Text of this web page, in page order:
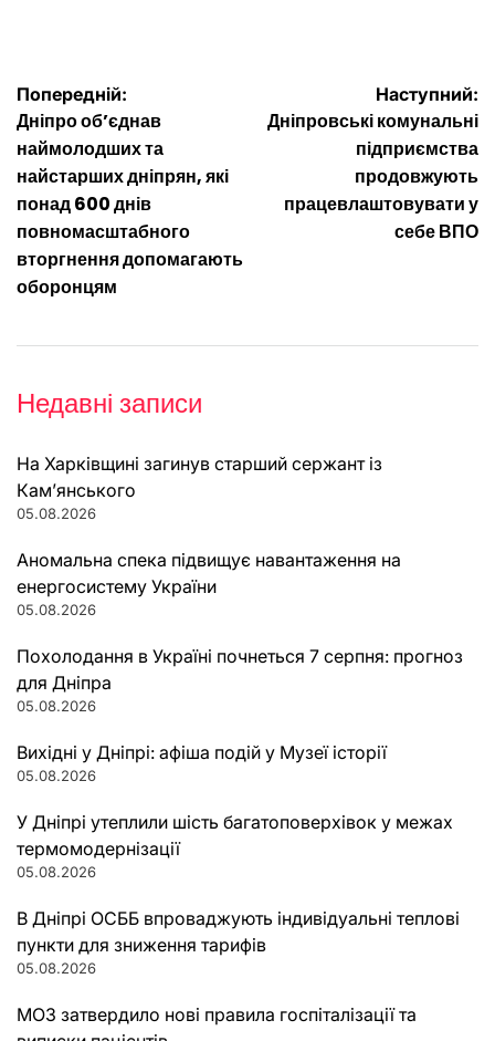
Навігація
записів
Попередній:
Дніпро обʼєднав
наймолодших та
найстарших дніпрян, які
понад 600 днів
повномасштабного
вторгнення допомагають
оборонцям
Наступний:
Дніпровські комунальні
підприємства
продовжують
працевлаштовувати у
себе ВПО
Недавні записи
На Харківщині загинув старший сержант із
Кам’янського
05.08.2026
Аномальна спека підвищує навантаження на
енергосистему України
05.08.2026
Похолодання в Україні почнеться 7 серпня: прогноз
для Дніпра
05.08.2026
Вихідні у Дніпрі: афіша подій у Музеї історії
05.08.2026
У Дніпрі утеплили шість багатоповерхівок у межах
термомодернізації
05.08.2026
В Дніпрі ОСББ впроваджують індивідуальні теплові
пункти для зниження тарифів
05.08.2026
МОЗ затвердило нові правила госпіталізації та